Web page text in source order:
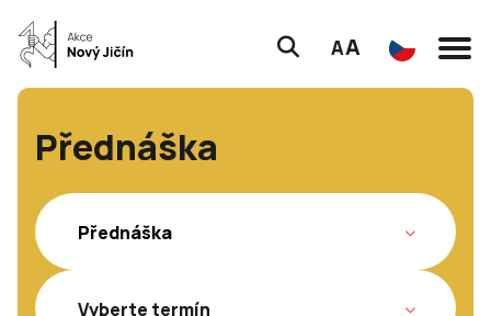
AA
Přednáška